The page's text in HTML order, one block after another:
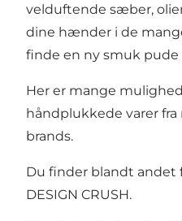
velduftende sæber,
dine hænder i de
finde en ny smuk pude
Her er mange
håndplukkede varer
brands.
Du finder blandt andet
DESIGN CRUSH.